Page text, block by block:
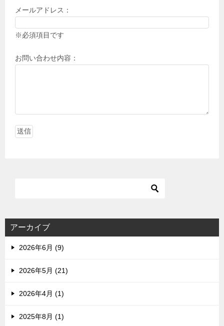
メールアドレス：
※必須項目です
お問い合わせ内容：
アーカイブ
2026年6月 (9)
2026年5月 (21)
2026年4月 (1)
2025年8月 (1)